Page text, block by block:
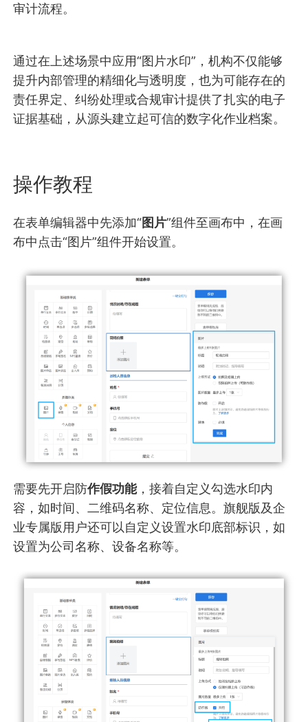
审计流程。
通过在上述场景中应用“图片水印”，机构不仅能够
提升内部管理的精细化与透明度，也为可能存在的
责任界定、纠纷处理或合规审计提供了扎实的电子
证据基础，从源头建立起可信的数字化作业档案。
操作教程
在表单编辑器中先添加“图片”组件至画布中，在画
布中点击“图片”组件开始设置。
需要先开启防作假功能，接着自定义勾选水印内
容，如时间、二维码名称、定位信息。旗舰版及企
业专属版用户还可以自定义设置水印底部标识，如
设置为公司名称、设备名称等。